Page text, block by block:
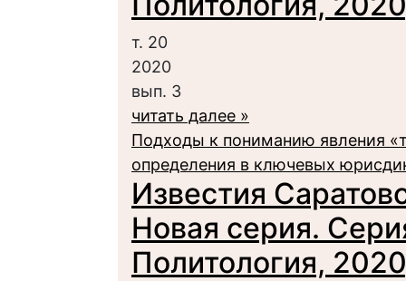
т. 20
2020
вып. 3
читать далее »
Подходы к пониманию явления
определения в ключевых
Известия
Новая серия.
Политология,